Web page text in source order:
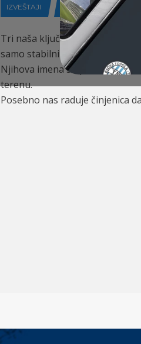
IZVEŠTAJI 07-02-2026
Tri naša ključna igrača su
samo stabilni stubovi ekipe,
Njihova imena su povezana
terenu.
Posebno nas raduje činjenica